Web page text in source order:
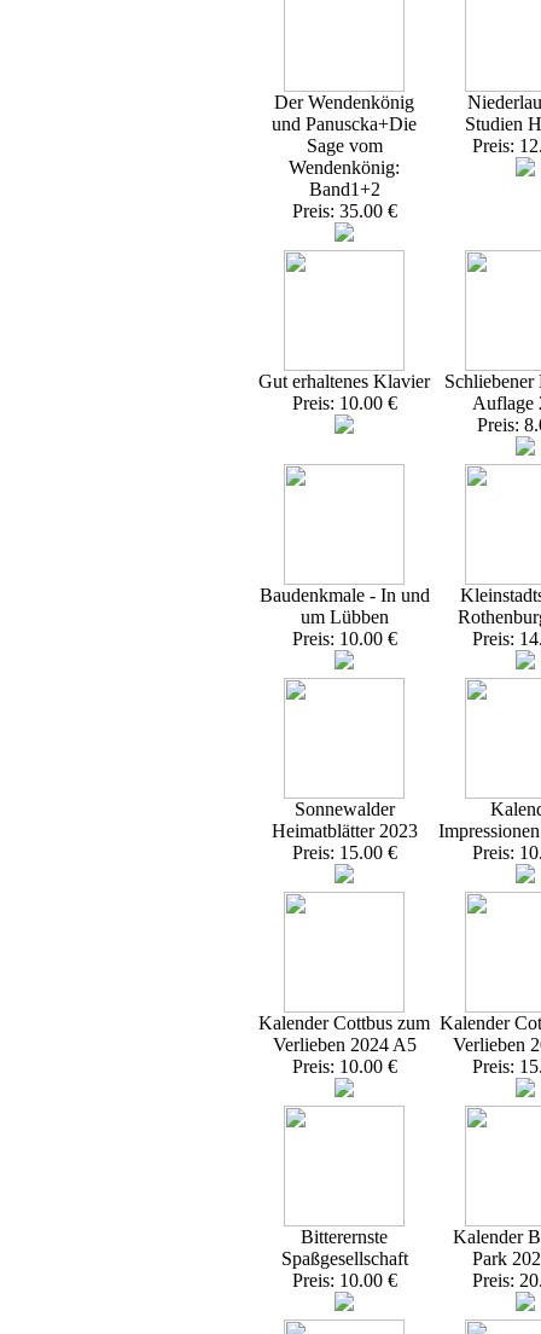
Der Wendenkönig
und Panuscka+Die
Sage vom
Wendenkönig:
Band1+2
Preis: 35.00 €
Studien
Preis:
Gut erhaltenes Klavier
Preis: 10.00 €
Schliebener
Auflage
Preis:
Baudenkmale - In und
um Lübben
Preis: 10.00 €
Preis:
Sonnewalder
Heimatblätter 2023
Preis: 15.00 €
Preis:
Kalender Cottbus zum
Verlieben 2024 A5
Preis: 10.00 €
Kalender
Verlieben
Preis:
Bitterernste
Spaßgesellschaft
Preis: 10.00 €
Kalender
Park
Preis: